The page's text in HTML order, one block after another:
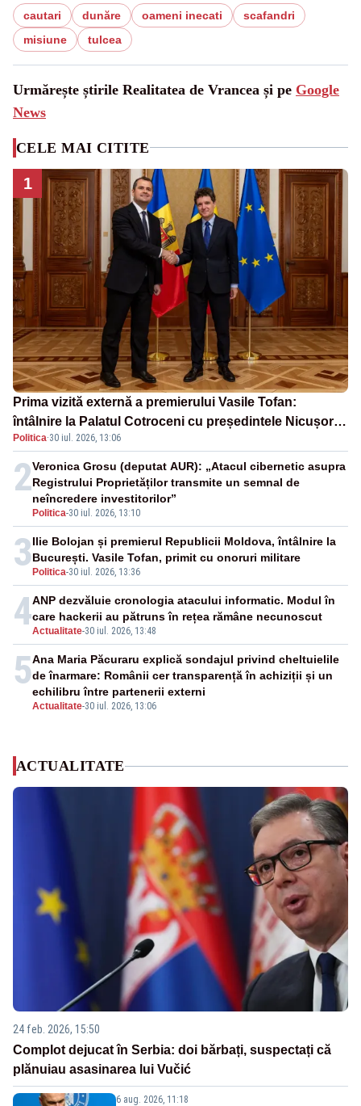
cautari dunăre oameni inecati
scafandri
misiune
tulcea
Urmărește știrile Realitatea de Vrancea și pe Google
News
CELE MAI CITITE
1
Prima vizită externă a premierului Vasile Tofan:
întâlnire la Palatul Cotroceni cu președintele Nicușor
Dan
Politica·30 iul. 2026, 13:06
2
Politica-30 iul. 2026, 13:10
Veronica Grosu (deputat AUR): „Atacul cibernetic asupra
Registrului Proprietăților transmite un semnal de
neîncredere investitorilor”
3 Politica-30 iul. 2026, 13:36
Ilie Bolojan și premierul Republicii Moldova, întâlnire la
București. Vasile Tofan, primit cu onoruri militare
4Actualitate-30 iul. 2026, 13:48
ANP dezvăluie cronologia atacului informatic. Modul în
care hackerii au pătruns în rețea rămâne necunoscut
5
Actualitate-30 iul. 2026, 13:06
Ana Maria Păcuraru explică sondajul privind cheltuielile
de înarmare: Românii cer transparență în achiziții și un
echilibru între partenerii externi
ACTUALITATE
24 feb. 2026, 15:50
Complot dejucat în Serbia: doi bărbați, suspectați că
plănuiau asasinarea lui Vučić
6 aug. 2026, 11:18